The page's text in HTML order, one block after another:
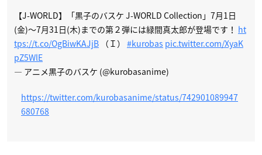
【J-WORLD】「黒子のバスケ J-WORLD Collection」7月1日
(金)～7月31日(木)までの第２弾には緑間真太郎が登場です！ ht
tps://t.co/OgBiwKAJjB （Ｉ） #kurobas pic.twitter.com/XyaK
pZ5WlE
— アニメ黒子のバスケ (@kurobasanime)
https://twitter.com/kurobasanime/status/742901089947
680768